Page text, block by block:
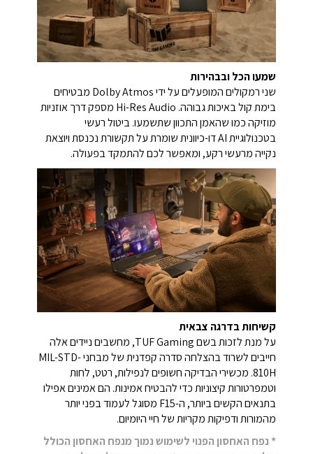
שמעו הכל ובבהירות
שני רמקולים המופעלים על ידי Dolby Atmos מבטיחים
בימת קול באיכות גבוהה. Hi-Res Audio מספק דרך אוזניות
מוזיקה כמו שהאמן התכוון שתשמעו. ביטול רעשי
בטכנולוגיית AI דו-כיוונית שומרת על תקשורת נכנסת ויוצאת
נקייה מרעשי רקע, ומאפשר לכם להתמקד בפעולה.
קשיחות בדרגה צבאית
על מנת לזכות בשם TUF Gaming, מחשבים ניידים אלה
חייבים לשרוד בהצלחה סדרה קפדנית של מבחני MIL-STD-
810H. מכשירי הבדיקה חשופים לנפילות, רטט, לחות
וטמפרטורות קיצוניות כדי להבטיח אמינות. הם אמינים אפילו
בתנאים הקשים ביותר, ה-F15 מסוגל לעמוד בפני יותר
מהמורות ודפיקות מקריות של חיי היומיום.
* נפח האחסון הפנוי לשימוש נמוך מנפח האחסון הכולל